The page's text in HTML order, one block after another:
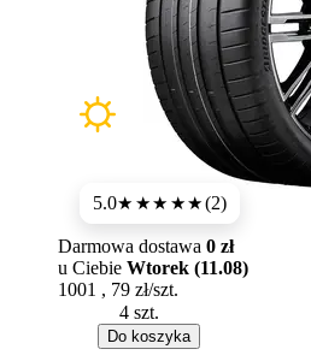
5.0★★★★★(2)
Dostępność:
Darmowa dostawa 0 zł
u Ciebie Wtorek (11.08)
1001 , 79 zł/szt.
Do koszyka